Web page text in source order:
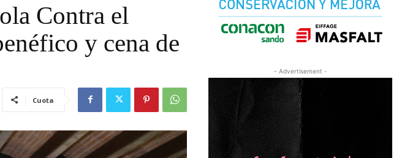
Contra el
y cena de
Cuota
- Advertisement -